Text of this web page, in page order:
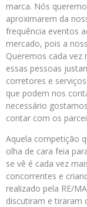
marca. Nós
aproximarem da
frequência eventos
mercado, pois a
Queremos cada vez
essas pessoas
corretores e
que podem nos
necessário
contar com os
Aquela competição
olha de cara feia
se vê é cada vez
concorrentes e
realizado pela RE/
discutiram e tiraram